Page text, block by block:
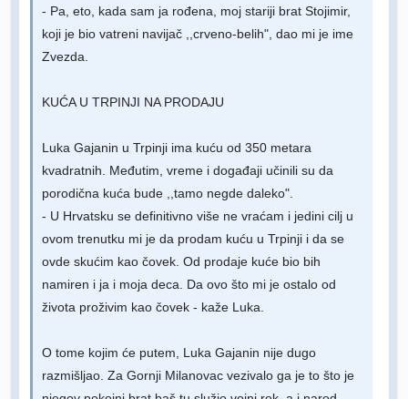
- Pa, eto, kada sam ja rođena, moj stariji brat Stojimir,
koji je bio vatreni navijač ,,crveno-belih", dao mi je ime
Zvezda.
KUĆA U TRPINJI NA PRODAJU
Luka Gajanin u Trpinji ima kuću od 350 metara
kvadratnih. Međutim, vreme i događaji učinili su da
porodična kuća bude ,,tamo negde daleko".
- U Hrvatsku se definitivno više ne vraćam i jedini cilj u
ovom trenutku mi je da prodam kuću u Trpinji i da se
ovde skućim kao čovek. Od prodaje kuće bio bih
namiren i ja i moja deca. Da ovo što mi je ostalo od
života proživim kao čovek - kaže Luka.
O tome kojim će putem, Luka Gajanin nije dugo
razmišljao. Za Gornji Milanovac vezivalo ga je to što je